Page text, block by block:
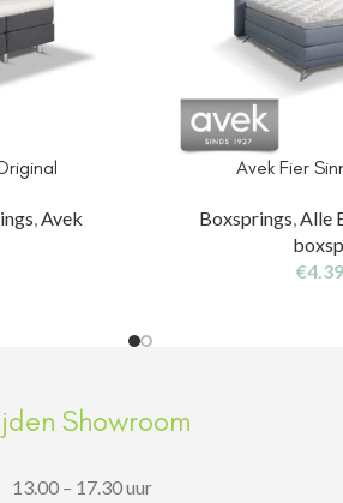
,Avek
Avek Fier
Boxsprings,Alle
€
Showroom
13.00 – 17.30 uur